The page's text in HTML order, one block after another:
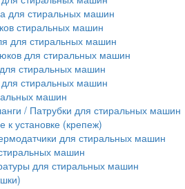
для стиральных машин
стиральных машин
для стиральных машин
для стиральных машин
стиральных машин
стиральных машин
машин
/ Патрубки для стиральных машин
к установке (крепеж)
для стиральных машин
машин
для стиральных машин